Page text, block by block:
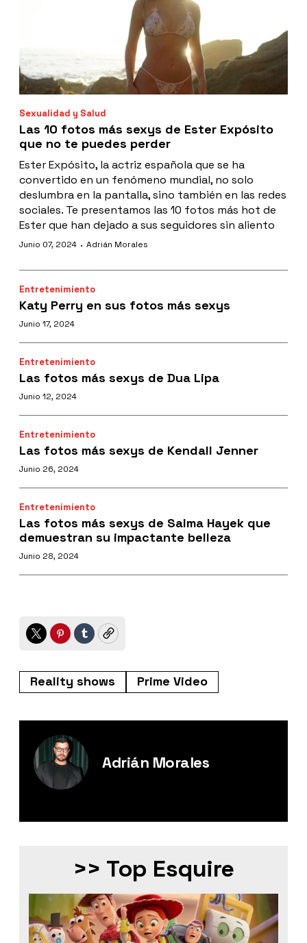
Sexualidad y Salud
Las 10 fotos más sexys de Ester Expósito
que no te puedes perder
Ester Expósito, la actriz española que se ha
convertido en un fenómeno mundial, no solo
deslumbra en la pantalla, sino también en las redes
sociales. Te presentamos las 10 fotos más hot de
Ester que han dejado a sus seguidores sin aliento
Junio 07, 2024 · Adrián Morales
Entretenimiento
Katy Perry en sus fotos más sexys
Junio 17, 2024
Entretenimiento
Las fotos más sexys de Dua Lipa
Junio 12, 2024
Entretenimiento
Las fotos más sexys de Kendall Jenner
Junio 26, 2024
Entretenimiento
Las fotos más sexys de Salma Hayek que
demuestran su impactante belleza
Junio 28, 2024
TwitterPinterest
TumblrCopy
Reality shows Prime Video
Adrián Morales
>> Top Esquire